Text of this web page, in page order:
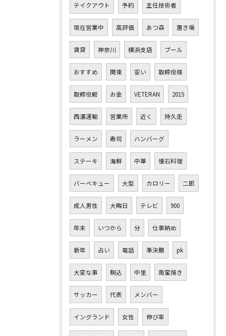
テイクアウト 予約 主任技術者
現在営業中 高評価 あつ森 置き場
賃貸 神奈川 横浜支店 プール
おすすめ 関東 安い 取締役様
取締役殿 お金 VETERAN 2015
西濃運輸 営業所 近く 持久走
ラーメン 寿司 ハンバーグ
ステーキ 海鮮 中華 懐石料理
バーベキュー 大型 カロリー 二郎
成人男性 大晦日 テレビ 900
年末 いつから 分 仕事納め
新年 占い 電話 準決勝 pk
大変な事 駒込 中里 南蛮焼き
サッカー 代表 メンバー
イングランド 女性 伸び率